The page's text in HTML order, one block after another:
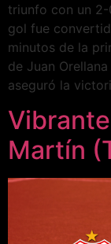
triunfo con un
gol fue
minutos de la
de Juan
aseguró la
Martín